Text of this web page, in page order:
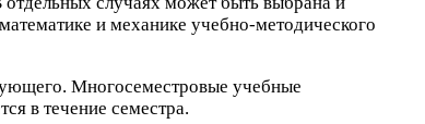
и механике учебно-​методического
Многосеместровые учебные
в течение семестра.